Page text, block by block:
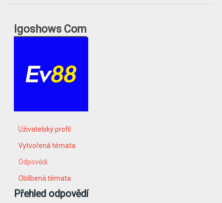
Igoshows Com
Uživatelský profil
Vytvořená témata
Odpovědi
Oblíbená témata
Přehled odpovědí